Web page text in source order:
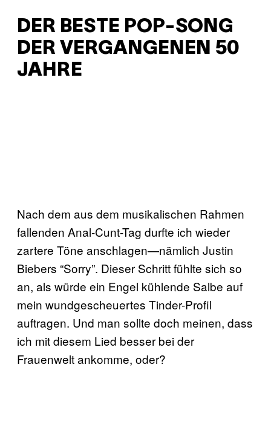
DER BESTE POP-SONG
DER VERGANGENEN 50
JAHRE
Nach dem aus dem musikalischen Rahmen
fallenden Anal-Cunt-Tag durfte ich wieder
zartere Töne anschlagen—nämlich Justin
Biebers “Sorry”. Dieser Schritt fühlte sich so
an, als würde ein Engel kühlende Salbe auf
mein wundgescheuertes Tinder-Profil
auftragen. Und man sollte doch meinen, dass
ich mit diesem Lied besser bei der
Frauenwelt ankomme, oder?